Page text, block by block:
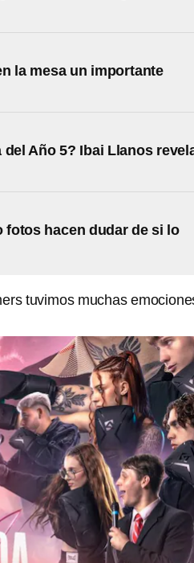
la mesa un importante
Año 5? Ibai Llanos
fotos hacen dudar de si lo
tuvimos muchas